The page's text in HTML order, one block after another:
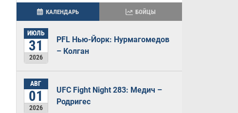
КАЛЕНДАРЬ БОЙЦЫ
ИЮЛЬ
31
2026
PFL Нью-Йорк: Нурмагомедов
– Колган
АВГ
01
2026
UFC Fight Night 283: Медич –
Родригес